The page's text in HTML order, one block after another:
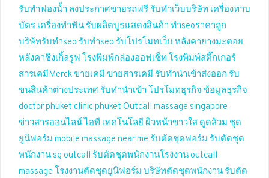
รับทำฟองน้ำ ลงประกาศขายรถฟรี รับทำเว็บบริษัท เครื่องทาบ
บัตร เครื่องทำฟัน รับผลิตบูธแสดงสินค้า ทำseoราคาถูก
บริษัทรับทำseo รับทำseo รับโปรโมทเว็บ หลังคายางมะตอย
หลังคาชิงเกิ้ลรูฟ โรงพิมพ์กล่องออฟเซ็ท โรงพิมพ์สติ๊กเกอร์
สารเคมีMerckขายเคมี ขายสารเคมี รับทำนำเข้าส่งออก รับ
ขนสินค้าต่างประเทศ รับทำนำเข้า โปรโมทธุรกิจ ข้อมูลธุรกิจ
doctor phuket clinic phuket Outcall massage singapore
ข่าวสารออนไลน์ไอที เทคโนโลยี ผิวหน้าขาวใส ดูดส้วม ชุด
ยูนิฟอร์ม mobile massage near me รับตัดชุดฟอร์ม รับตัดชุด
พนักงาน sg outcall รับตัดชุดพนักงานโรงงาน outcall
massage โรงงานตัดชุดยูนิฟอร์ม บริษัทตัดชุดพนักงาน รับตัด